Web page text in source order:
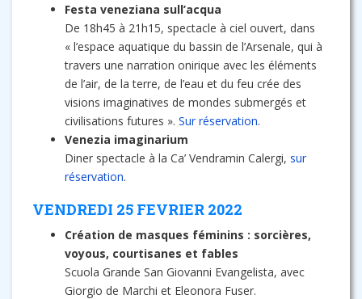
Festa veneziana sull’acqua
De 18h45 à 21h15, spectacle à ciel ouvert, dans
« l’espace aquatique du bassin de l’Arsenale, qui à
travers une narration onirique avec les éléments
de l’air, de la terre, de l’eau et du feu crée des
visions imaginatives de mondes submergés et
civilisations futures ». Sur réservation.
Venezia imaginarium
Diner spectacle à la Ca’ Vendramin Calergi, sur
réservation.
VENDREDI 25 FEVRIER 2022
Création de masques féminins : sorcières,
voyous, courtisanes et fables
Scuola Grande San Giovanni Evangelista, avec
Giorgio de Marchi et Eleonora Fuser.